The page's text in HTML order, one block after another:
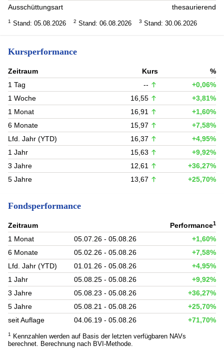
Ausschüttungsart thesaurierend
1 Stand: 05.08.2026 2 Stand: 06.08.2026 3 Stand: 30.06.2026
Kursperformance
Zeitraum Kurs
%
1 Tag
--
+0,06%
1 Woche
16,55
+3,81%
1 Monat
16,91
+1,60%
6 Monate
15,97
+7,58%
Lfd. Jahr (YTD)
16,37
+4,95%
1 Jahr
15,63
+9,92%
3 Jahre
12,61
+36,27%
5 Jahre
13,67 +25,70%
Fondsperformance
Zeitraum Performance1
1 Monat 05.07.26 - 05.08.26
+1,60%
6 Monate
05.02.26 - 05.08.26
+7,58%
Lfd. Jahr (YTD)
01.01.26 - 05.08.26
+4,95%
1 Jahr
05.08.25 - 05.08.26
+9,92%
3 Jahre
05.08.23 - 05.08.26
+36,27%
5 Jahre
05.08.21 - 05.08.26
+25,70%
seit Auflage
04.06.19 - 05.08.26 +71,70%
1
Kennzahlen werden auf Basis der letzten verfügbaren NAVs
berechnet. Berechnung nach BVI-Methode.